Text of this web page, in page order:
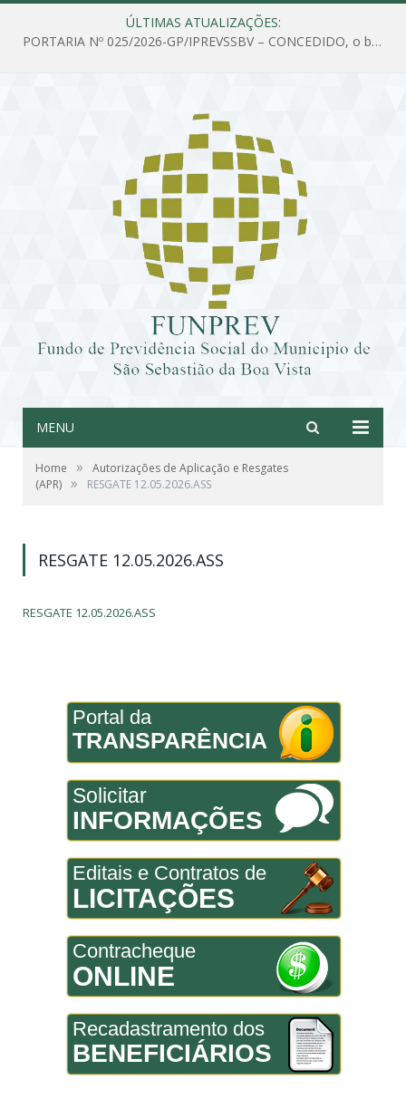
ÚLTIMAS ATUALIZAÇÕES:
PORTARIA Nº 025/2026-GP/IPREVSSBV – CONCEDIDO, o benefício de PENSÃO a MARIA ESTELA DOS SANTOS SOUZA
MENU
Home »
Autorizações de Aplicação e Resgates
(APR) » RESGATE 12.05.2026.ASS
RESGATE 12.05.2026.ASS
RESGATE 12.05.2026.ASS
Portal da
TRANSPARÊNCIA
Solicitar
INFORMAÇÕES
Editais e Contratos de
LICITAÇÕES
Contracheque
ONLINE
Recadastramento dos
BENEFICIÁRIOS